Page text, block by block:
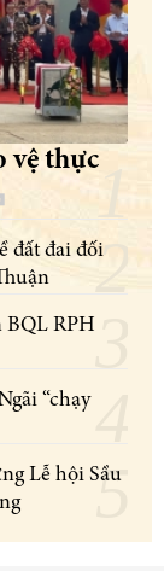
vệ thực
đất đai đối
BQL RPH
“chạy
Lễ hội Sầu